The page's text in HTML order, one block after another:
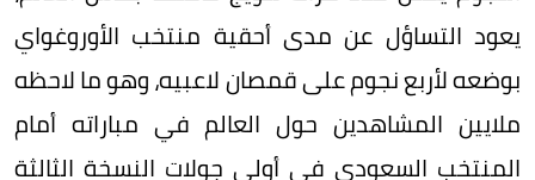
يعود التساؤل عن مدى أحقية منتخب الأوروغواي
بوضعه لأربع نجوم على قمصان لاعبيه، وهو ما لاحظه
ملايين المشاهدين حول العالم في مباراته أمام
المنتخب السعودي في أولى جولات النسخة الثالثة